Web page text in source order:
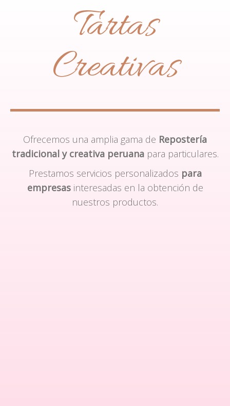
Tartas
Creativas
Ofrecemos una amplia gama de Repostería
tradicional y creativa peruanapara particulares.
Prestamos servicios personalizados para
empresasinteresadas en la obtención de
nuestros productos.